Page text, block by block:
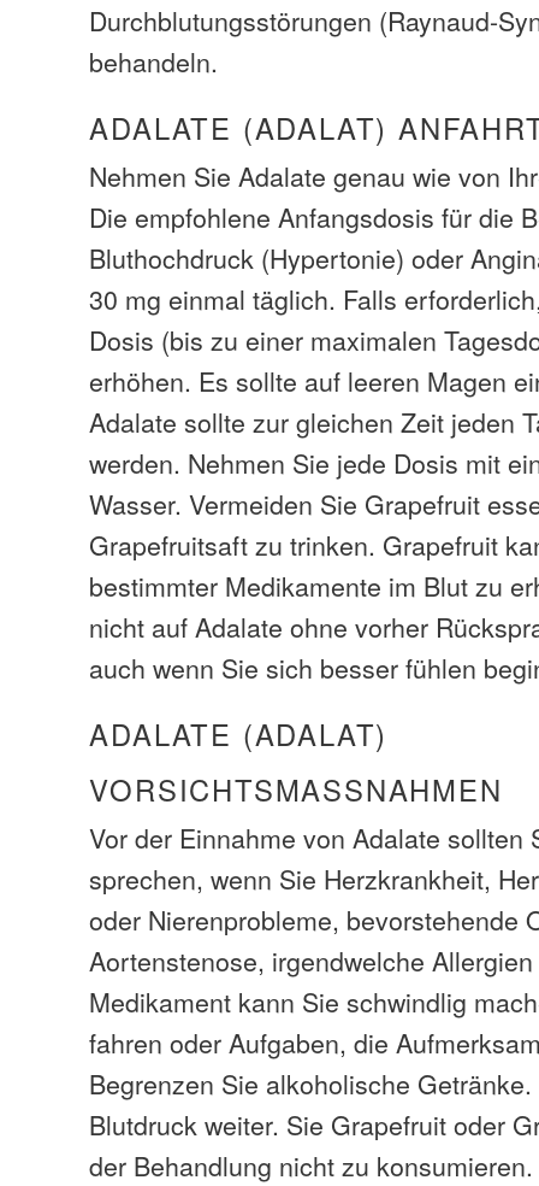
Durchblutungsstörungen (Raynaud-
behandeln.
ADALATE (ADALAT)
Nehmen Sie Adalate genau wie von
Die empfohlene Anfangsdosis für die
Bluthochdruck (Hypertonie) oder
30 mg einmal täglich. Falls
Dosis (bis zu einer maximalen
erhöhen. Es sollte auf leeren Magen
Adalate sollte zur gleichen Zeit jeden
werden. Nehmen Sie jede Dosis mit
Wasser. Vermeiden Sie Grapefruit
Grapefruitsaft zu trinken. Grapefruit
bestimmter Medikamente im Blut zu
nicht auf Adalate ohne vorher
auch wenn Sie sich besser fühlen
ADALATE (ADALAT)
VORSICHTSMASSNAHMEN
Vor der Einnahme von Adalate sollten
sprechen, wenn Sie Herzkrankheit,
oder Nierenprobleme, bevorstehende
Aortenstenose, irgendwelche
Medikament kann Sie schwindlig
fahren oder Aufgaben, die
Begrenzen Sie alkoholische
Blutdruck weiter. Sie Grapefruit oder
der Behandlung nicht zu